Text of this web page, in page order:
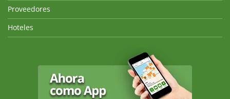
Proveedores
Hoteles